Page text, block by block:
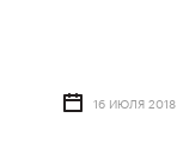
16 ИЮЛЯ 2018